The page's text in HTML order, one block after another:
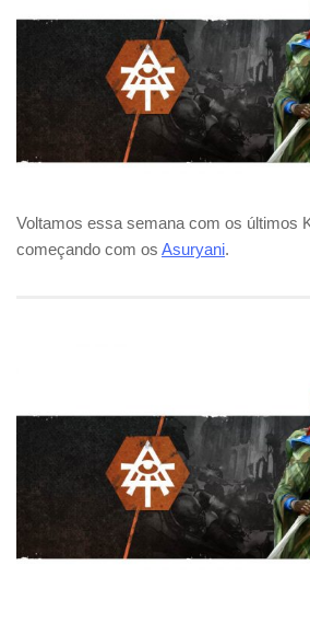
Voltamos essa semana com os últimos
começando com os Asuryani.